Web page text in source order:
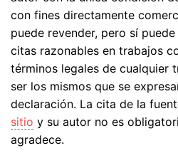
con fines directamente
puede revender, pero sí
citas razonables en trabajos
términos legales de cualquier
ser los mismos que se
declaración. La cita de la
sitio y su autor no es
agradece.